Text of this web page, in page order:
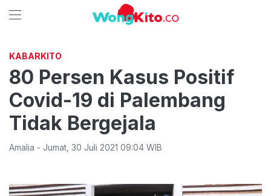
KABARKITO
80 Persen Kasus Positif
Covid-19 di Palembang
Tidak Bergejala
Amalia - Jumat 30 Juli 2021 09:04 WIB